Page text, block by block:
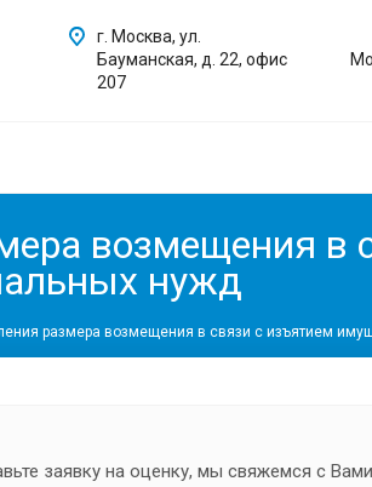
г. Москва, ул.
Бауманская, д. 22, офис
207
возмещения в
нужд
размера возмещения в связи с изъятием
заявку на оценку, мы свяжемся с